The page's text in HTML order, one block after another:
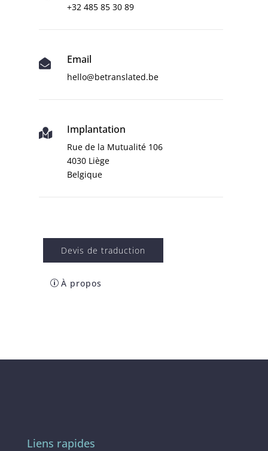
+32 485 85 30 89
 Email
hello@betranslated.be
 Implantation
Rue de la Mutualité 106
4030 Liège
Belgique
Devis de traduction
À propos
Liens rapides